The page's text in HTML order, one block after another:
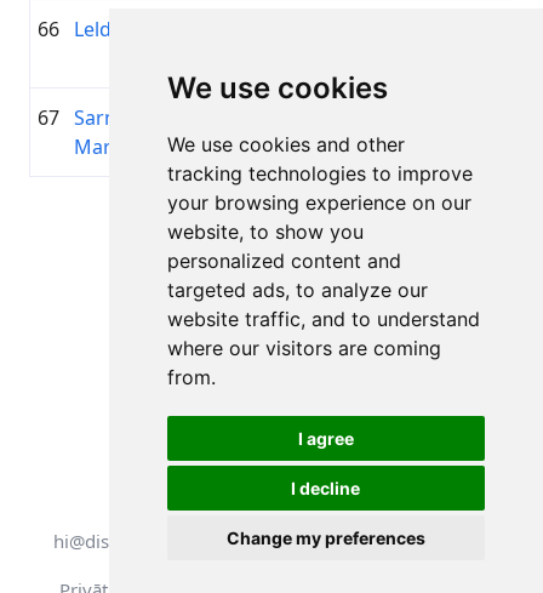
We use cookies
We use cookies and other
tracking technologies to improve
your browsing experience on our
website, to show you
personalized content and
targeted ads, to analyze our
website traffic, and to understand
where our visitors are coming
from.
I agree
I decline
Change my preferences
66 Lelde Tilko
67 Sarmīte
Martemjanova
Lapa 1 no 1
Kopā 11 Rezultāti
Atpakaļ uz rezultātiem
Visas tiesības aizsargātas. DistantRace
hi@distantrace.com
+371 25425987